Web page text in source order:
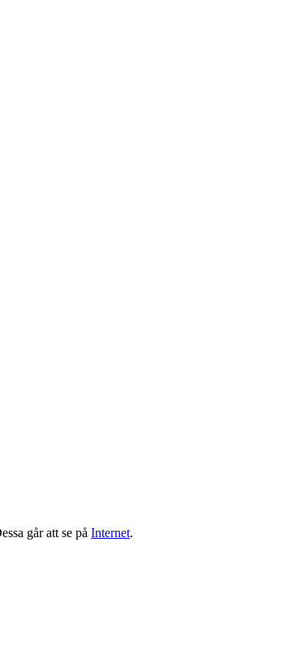
går att se på Internet.